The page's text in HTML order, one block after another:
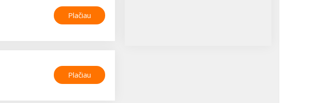
Plačiau
Plačiau